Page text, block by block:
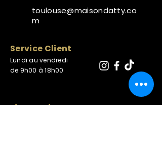
toulouse@maisondatty.co
m
​Service Client
Lundi au vendredi
de 9h00 à 18h00
Liens Utiles